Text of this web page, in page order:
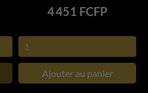
Prix
4 451 FCFP
Ajouter au panier